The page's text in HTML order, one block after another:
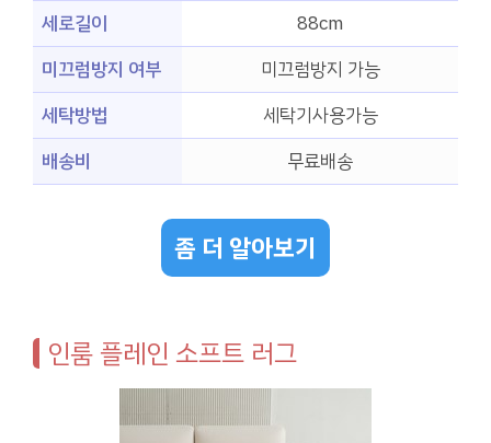
세로길이
88cm
미끄럼방지 여부
미끄럼방지 가능
세탁방법
세탁기사용가능
배송비
무료배송
좀 더 알아보기
인룸 플레인 소프트 러그